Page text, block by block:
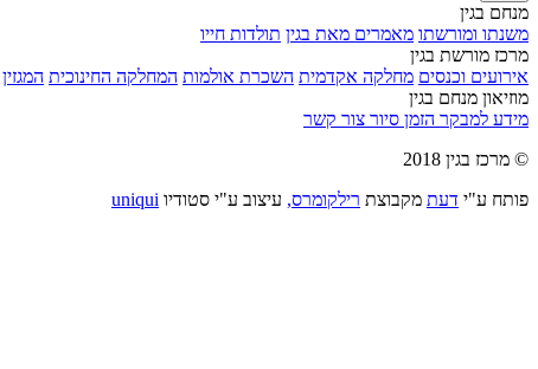
מנחם בגין
משנתו ומורשתו מאמרים מאת בגין תולדות חייו
מרכז מורשת בגין
אירועים וכנסים מחלקה אקדמית השכרת אולמות המחלקה החינוכית המגזין
מוזיאון מנחם בגין
מידע למבקר הזמן סיור צור קשר
© מרכז בגין 2018
פותח ע"י דעת מקבוצת רילקומרס, עיצוב ע"י סטודיו uniqui